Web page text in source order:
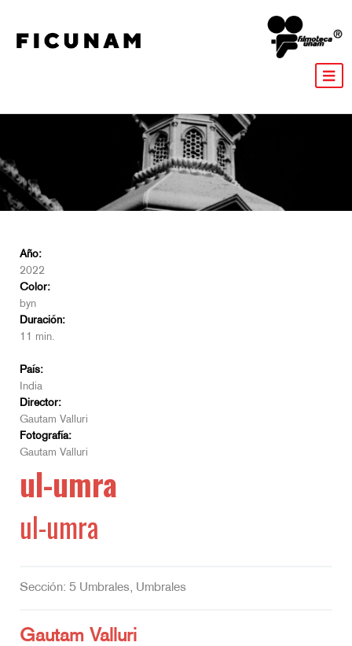
Año:
2022
Color:
byn
Duración:
11 min.
País:
India
Director:
Gautam Valluri
Fotografía:
Gautam Valluri
ul-umra
ul-umra
Sección: 5 Umbrales, Umbrales
Gautam Valluri